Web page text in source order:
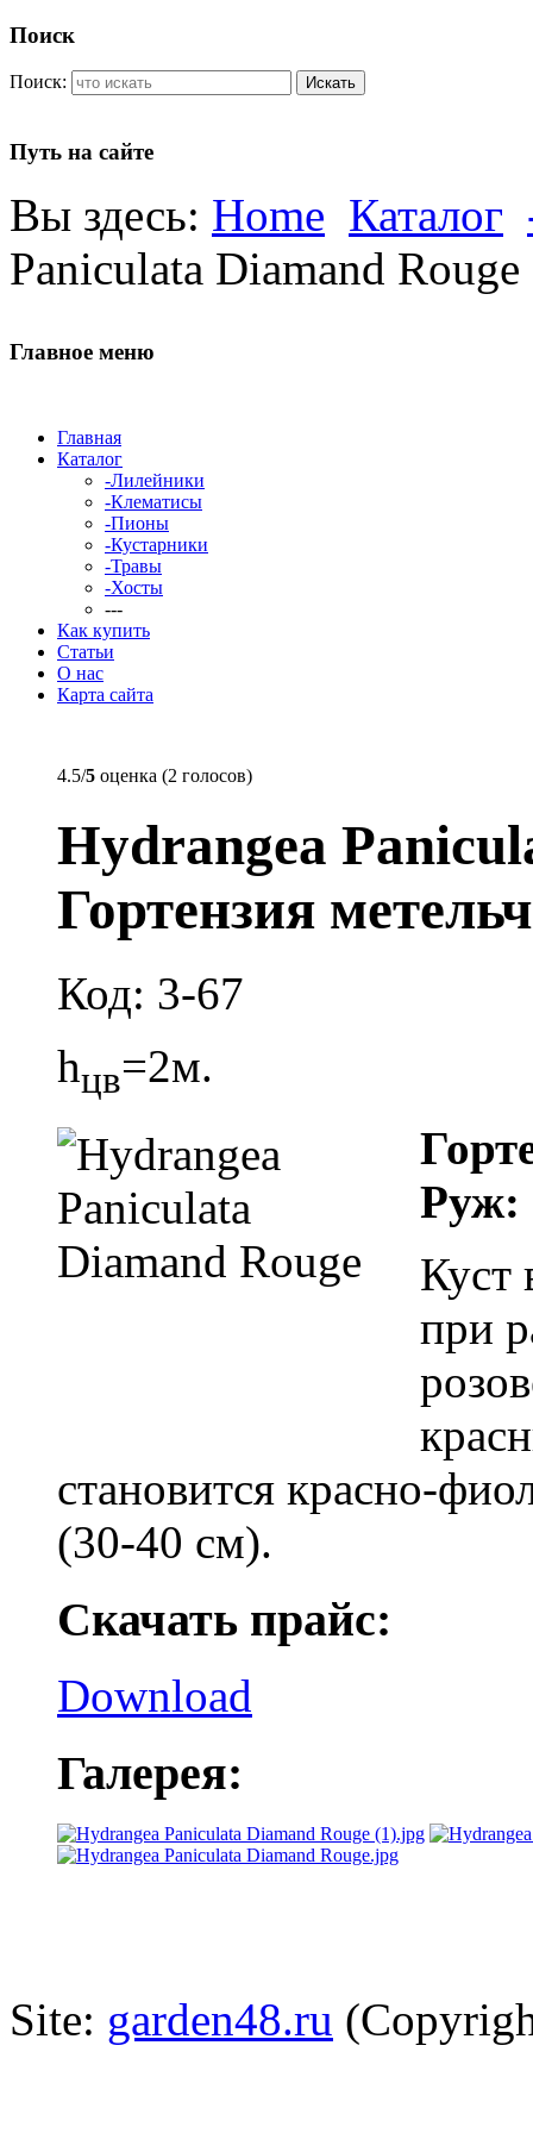
Поиск
Поиск: Искать
Путь на сайте
Вы здесь: Home Каталог
Paniculata Diamand Rouge
Главное меню
Главная
Каталог
-Лилейники
-Клематисы
-Пионы
-Кустарники
-Травы
-Хосты
---
Как купить
Статьи
О нас
Карта сайта
4.5/5 оценка (2 голосов)
Hydrangea
Гортензия
Код: 3-67
hцв=2м.
Руж:
Куст
при
становится красно-
(30-40 см).
Скачать прайс:
Download
Галерея:
Site: garden48.ru